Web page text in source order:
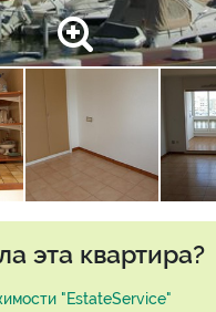
эта квартира?
"EstateService"